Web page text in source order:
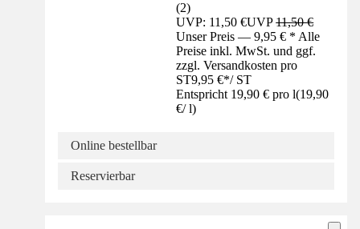
(2)
UVP: 11,50 €UVP11,50 €
Unser Preis — 9,95 € * Alle
Preise inkl. MwSt. und ggf.
zzgl. Versandkosten pro
ST9,95 €*/ ST
Entspricht 19,90 € pro l(19,90
€/ l)
Online bestellbar
Reservierbar